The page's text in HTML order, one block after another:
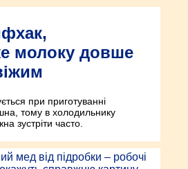
молоку довше
при приготуванні
тому в холодильнику
зустріти часто.